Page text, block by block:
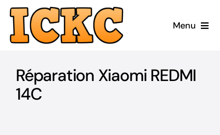
Passer
contenu
Menu
Réparer
Réparation Xiaomi REDMI
14C